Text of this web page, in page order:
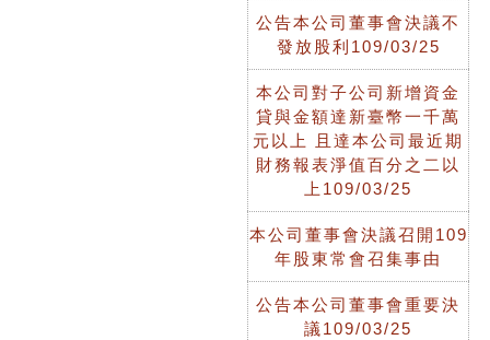
公告本公司董事會決議不
發放股利109/03/25
本公司對子公司新增資金
貸與金額達新臺幣一千萬
元以上 且達本公司最近期
財務報表淨值百分之二以
上109/03/25
本公司董事會決議召開109
年股東常會召集事由
公告本公司董事會重要決
議109/03/25